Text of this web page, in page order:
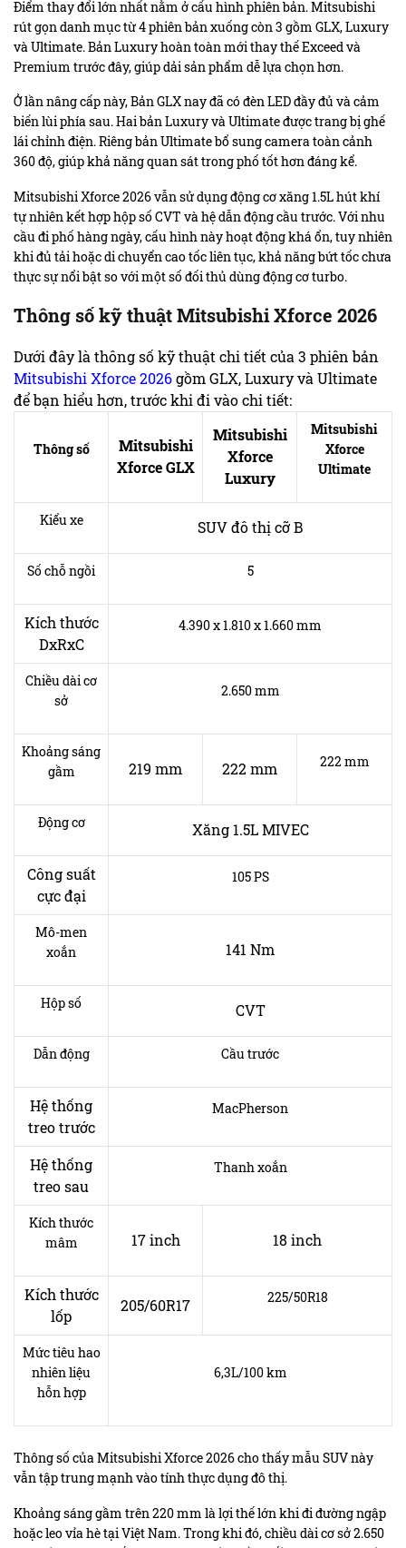
Điểm thay đổi lớn nhất nằm ở cấu hình phiên bản. Mitsubishi
rút gọn danh mục từ 4 phiên bản xuống còn 3 gồm GLX, Luxury
và Ultimate. Bản Luxury hoàn toàn mới thay thế Exceed và
Premium trước đây, giúp dải sản phẩm dễ lựa chọn hơn.
Ở lần nâng cấp này, Bản GLX nay đã có đèn LED đầy đủ và cảm
biến lùi phía sau. Hai bản Luxury và Ultimate được trang bị ghế
lái chỉnh điện. Riêng bản Ultimate bổ sung camera toàn cảnh
360 độ, giúp khả năng quan sát trong phố tốt hơn đáng kể.
Mitsubishi Xforce 2026 vẫn sử dụng động cơ xăng 1.5L hút khí
tự nhiên kết hợp hộp số CVT và hệ dẫn động cầu trước. Với nhu
cầu đi phố hàng ngày, cấu hình này hoạt động khá ổn, tuy nhiên
khi đủ tải hoặc di chuyển cao tốc liên tục, khả năng bứt tốc chưa
thực sự nổi bật so với một số đối thủ dùng động cơ turbo.
Thông số kỹ thuật Mitsubishi Xforce 2026
Dưới đây là thông số kỹ thuật chi tiết của 3 phiên bản
Mitsubishi Xforce 2026gồm GLX, Luxury và Ultimate
để bạn hiểu hơn, trước khi đi vào chi tiết:
Thông số
Mitsubishi
Xforce GLX
Mitsubishi
Xforce
Luxury
Mitsubishi
Xforce
Ultimate
Kiểu xe SUV đô thị cỡ B
Số chỗ ngồi 5
Kích thước
DxRxC
4.390 x 1.810 x 1.660 mm
Chiều dài cơ
sở
2.650 mm
Khoảng sáng
gầm
219 mm 222 mm 222 mm
Động cơ Xăng 1.5L MIVEC
Công suất
cực đại
105 PS
Mô-men
xoắn
141 Nm
Hộp số CVT
Dẫn động Cầu trước
Hệ thống
treo trước
MacPherson
Hệ thống
treo sau
Thanh xoắn
Kích thước
mâm
17 inch 18 inch
Kích thước
lốp
205/60R17 225/50R18
Mức tiêu hao
nhiên liệu
hỗn hợp
6,3L/100 km
Thông số của Mitsubishi Xforce 2026 cho thấy mẫu SUV này
vẫn tập trung mạnh vào tính thực dụng đô thị.
Khoảng sáng gầm trên 220 mm là lợi thế lớn khi đi đường ngập
hoặc leo vỉa hè tại Việt Nam. Trong khi đó, chiều dài cơ sở 2.650